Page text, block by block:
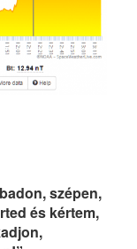
szépen,
és kértem,